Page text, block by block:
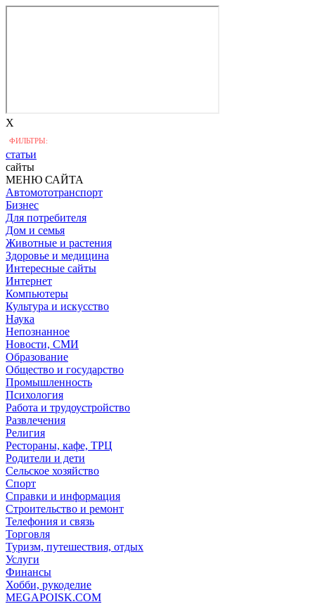
X
ФИЛЬТРЫ:
статьи
сайты
МЕНЮ САЙТА
Автомототранспорт
Бизнес
Для потребителя
Дом и семья
Животные и растения
Здоровье и медицина
Интересные сайты
Интернет
Компьютеры
Культура и искусство
Наука
Непознанное
Новости, СМИ
Образование
Общество и государство
Промышленность
Психология
Работа и трудоустройство
Развлечения
Религия
Рестораны, кафе, ТРЦ
Родители и дети
Сельское хозяйство
Спорт
Справки и информация
Строительство и ремонт
Телефония и связь
Торговля
Туризм, путешествия, отдых
Услуги
Финансы
Хобби, рукоделие
MEGAPOISK.COM